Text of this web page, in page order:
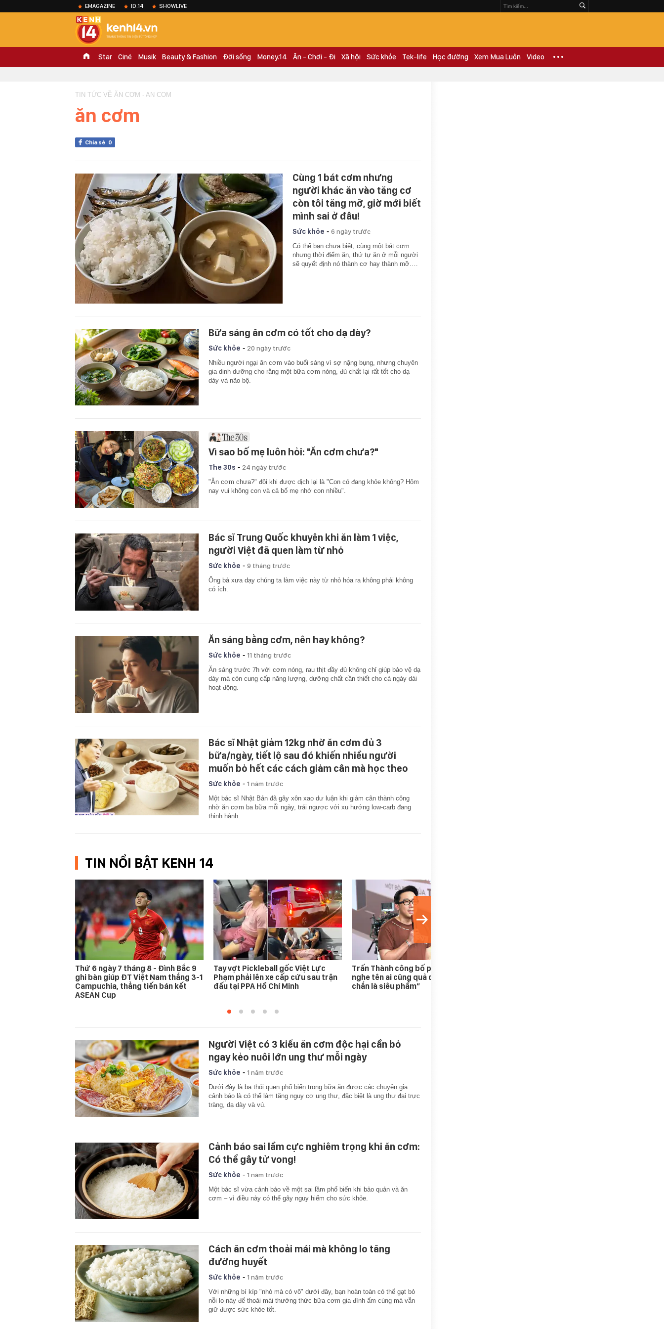
EMAGAZINE ID.14 SHOWLIVE
Star Ciné Musik Beauty & Fashion Đời sống Money.14 Ăn - Chơi - Đi Xã hội Sức khỏe Tek-life Học đường Xem Mua Luôn Video
TIN TỨC VỀ ĂN CƠM - AN COM
ăn cơm
Chia sẻ 0
Cùng 1 bát cơm nhưng
người khác ăn vào tăng cơ
còn tôi tăng mỡ, giờ mới biết
mình sai ở đâu!
Sức khỏe - 6 ngày trước
Có thể bạn chưa biết, cùng một bát cơm
nhưng thời điểm ăn, thứ tự ăn ở mỗi người
sẽ quyết định nó thành cơ hay thành mỡ.…
Bữa sáng ăn cơm có tốt cho dạ dày?
Sức khỏe - 20 ngày trước
Nhiều người ngại ăn cơm vào buổi sáng vì sợ nặng bụng, nhưng chuyên
gia dinh dưỡng cho rằng một bữa cơm nóng, đủ chất lại rất tốt cho dạ
dày và não bộ.
Vì sao bố mẹ luôn hỏi: "Ăn cơm chưa?"
The 30s - 24 ngày trước
"Ăn cơm chưa?" đôi khi được dịch lại là "Con có đang khỏe không? Hôm
nay vui không con và cả bố mẹ nhớ con nhiều".
Bác sĩ Trung Quốc khuyên khi ăn làm 1 việc,
người Việt đã quen làm từ nhỏ
Sức khỏe - 9 tháng trước
Ông bà xưa dạy chúng ta làm việc này từ nhỏ hóa ra không phải không
có ích.
Ăn sáng bằng cơm, nên hay không?
Sức khỏe - 11 tháng trước
Ăn sáng trước 7h với cơm nóng, rau thịt đầy đủ không chỉ giúp bảo vệ dạ
dày mà còn cung cấp năng lượng, dưỡng chất cần thiết cho cả ngày dài
hoạt động.
Bác sĩ Nhật giảm 12kg nhờ ăn cơm đủ 3
bữa/ngày, tiết lộ sau đó khiến nhiều người
muốn bỏ hết các cách giảm cân mà học theo
Sức khỏe - 1 năm trước
Một bác sĩ Nhật Bản đã gây xôn xao dư luận khi giảm cân thành công
nhờ ăn cơm ba bữa mỗi ngày, trái ngược với xu hướng low-carb đang
thịnh hành.
TIN NỔI BẬT KENH 14
Thứ 6 ngày 7 tháng 8 - Đình Bắc 9
ghi bàn giúp ĐT Việt Nam thắng 3-1
Campuchia, thẳng tiến bán kết
ASEAN Cup
Tay vợt Pickleball gốc Việt Lực
Phạm phải lên xe cấp cứu sau trận
đấu tại PPA Hồ Chí Minh
Trấn Thành công bố phim Tết 2027,
nghe tên ai cũng quả quyết “chắc
chắn là siêu phẩm”
Người Việt có 3 kiểu ăn cơm độc hại cần bỏ
ngay kẻo nuôi lớn ung thư mỗi ngày
Sức khỏe - 1 năm trước
Dưới đây là ba thói quen phổ biến trong bữa ăn được các chuyên gia
cảnh báo là có thể làm tăng nguy cơ ung thư, đặc biệt là ung thư đại trực
tràng, dạ dày và vú.
Cảnh báo sai lầm cực nghiêm trọng khi ăn cơm:
Có thể gây tử vong!
Sức khỏe - 1 năm trước
Một bác sĩ vừa cảnh báo về một sai lầm phổ biến khi bảo quản và ăn
cơm – vì điều này có thể gây nguy hiểm cho sức khỏe.
Cách ăn cơm thoải mái mà không lo tăng
đường huyết
Sức khỏe - 1 năm trước
Với những bí kíp "nhỏ mà có võ" dưới đây, bạn hoàn toàn có thể gạt bỏ
nỗi lo này để thoải mái thưởng thức bữa cơm gia đình ấm cúng mà vẫn
giữ được sức khỏe tốt.